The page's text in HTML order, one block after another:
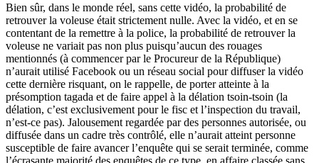
Bien sûr, dans le monde réel, sans cette vidéo, la probabilité de
retrouver la voleuse était strictement nulle. Avec la vidéo, et en se
contentant de la remettre à la police, la probabilité de retrouver la
voleuse ne variait pas non plus puisqu’aucun des rouages
mentionnés (à commencer par le Procureur de la République)
n’aurait utilisé Facebook ou un réseau social pour diffuser la vidéo
cette dernière risquant, on le rappelle, de porter atteinte à la
présomption tagada et de faire appel à la délation tsoin-tsoin (la
délation, c’est exclusivement pour le fisc et l’inspection du travail,
n’est-ce pas). Jalousement regardée par des personnes autorisée, ou
diffusée dans un cadre très contrôlé, elle n’aurait atteint personne
susceptible de faire avancer l’enquête qui se serait terminée, comme
l’écrasante majorité des enquêtes de ce type, en affaire classée sans